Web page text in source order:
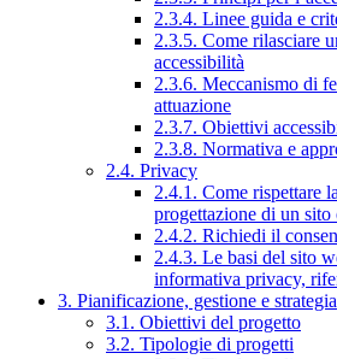
2.3.4. Linee guida e
2.3.5. Come rilasciare
accessibilità
2.3.6. Meccanismo di
attuazione
2.3.7. Obiettivi
2.3.8. Normativa e
2.4. Privacy
2.4.1. Come rispettare
progettazione di un
2.4.2. Richiedi il
2.4.3. Le basi del sito
informativa privacy,
3. Pianificazione, gestione e strategia
3.1. Obiettivi del progetto
3.2. Tipologie di progetti